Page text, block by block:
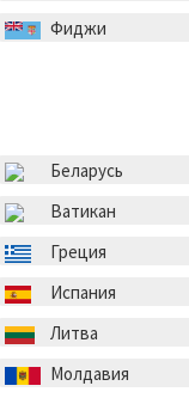
Фиджи
Беларусь
Ватикан
Греция
Испания
Литва
Молдавия